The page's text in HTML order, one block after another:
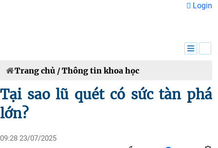
Login
Trang chủ /Thông tin khoa học
Tại sao lũ quét có sức tàn phá
lớn?
09:28 23/07/2025